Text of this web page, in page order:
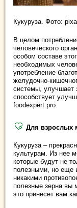
Кукуруза. Фото:
В целом
человеческого
особом составе
необходимых
употребление
желудочно-
системы, улучшает
способствует
foodexpert.pro.
Для взрослых
Кукуруза –
культурам. Из нее
которые будут не
полезными, но еще
никакими
полезные зерна вы
это принесет вам